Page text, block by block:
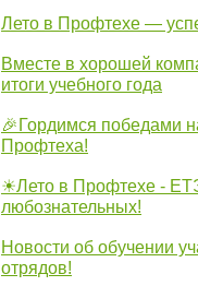
Лето в Профтехе —
Вместе в хорошей
итоги учебного года
🎉Гордимся победами
Профтеха!
☀Лето в Профтехе -
любознательных!
Новости об обучении
отрядов!